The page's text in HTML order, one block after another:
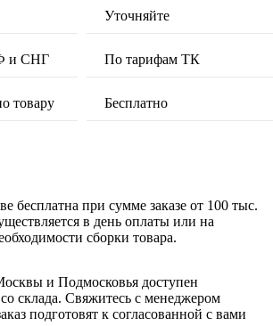
Уточняйте
и СНГ По тарифам ТК
товару Бесплатно
бесплатна при сумме заказе от 100 тыс.
в день оплаты или на
сборки товара.
и Подмосковья доступен
склада. Свяжитесь с менеджером
подготовят к согласованной с вами